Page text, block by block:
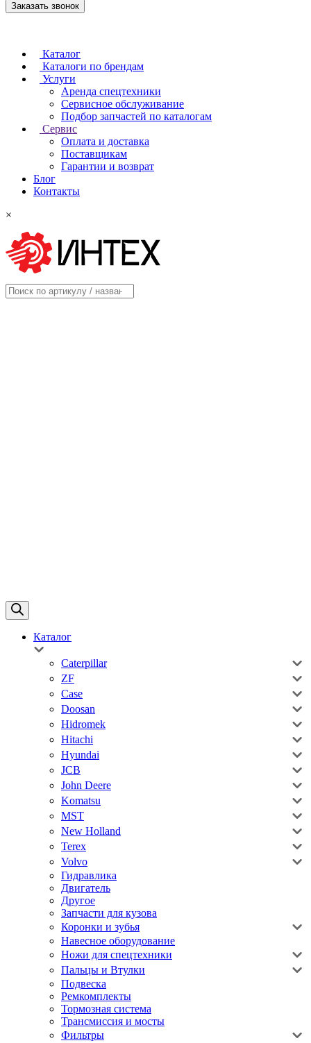
Заказать звонок
Каталог
Каталоги по брендам
Услуги
Аренда спецтехники
Сервисное обслуживание
Подбор запчастей по каталогам
Сервис
Оплата и доставка
Поставщикам
Гарантии и возврат
Блог
Контакты
×
Каталог
Caterpillar
ZF
Case
Doosan
Hidromek
Hitachi
Hyundai
JCB
John Deere
Komatsu
MST
New Holland
Terex
Volvo
Гидравлика
Двигатель
Другое
Запчасти для кузова
Коронки и зубья
Навесное оборудование
Ножи для спецтехники
Пальцы и Втулки
Подвеска
Ремкомплекты
Тормозная система
Трансмиссия и мосты
Фильтры